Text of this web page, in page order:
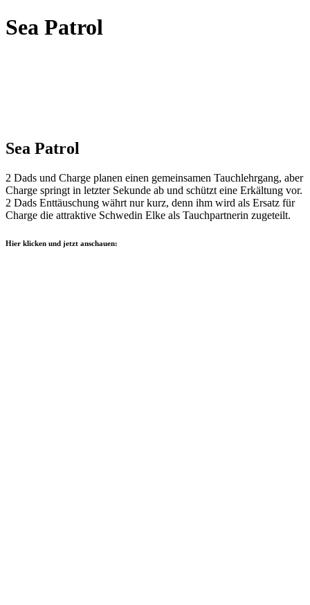
Sea Patrol
Sea Patrol
2 Dads und Charge planen einen gemeinsamen Tauchlehrgang, aber
Charge springt in letzter Sekunde ab und schützt eine Erkältung vor.
2 Dads Enttäuschung währt nur kurz, denn ihm wird als Ersatz für
Charge die attraktive Schwedin Elke als Tauchpartnerin zugeteilt.
Hier klicken und jetzt anschauen: